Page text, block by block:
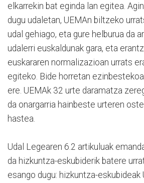
elkarrekin bat eginda lan egitea.
dugu udaletan, UEMAn biltzeko
udal gehiago, eta gure helburua da
udalerri euskaldunak gara, eta
euskararen normalizazioan urrats
egiteko. Bide horretan
ere. UEMAk 32 urte daramatza
da onargarria hainbeste urteren
hastea.
Udal Legearen 6.2 artikuluak
da hizkuntza-eskubiderik batere
esango dugu: hizkuntza-eskubideak